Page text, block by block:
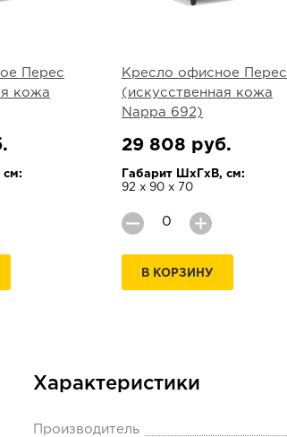
Перес
кожа
см:
Кресло офисное Перес
(искусственная кожа
Nappa 692)
29 808 руб.
Габарит ШхГхВ, см:
92 х 90 х 70
В КОРЗИНУ
Характеристики
Производитель